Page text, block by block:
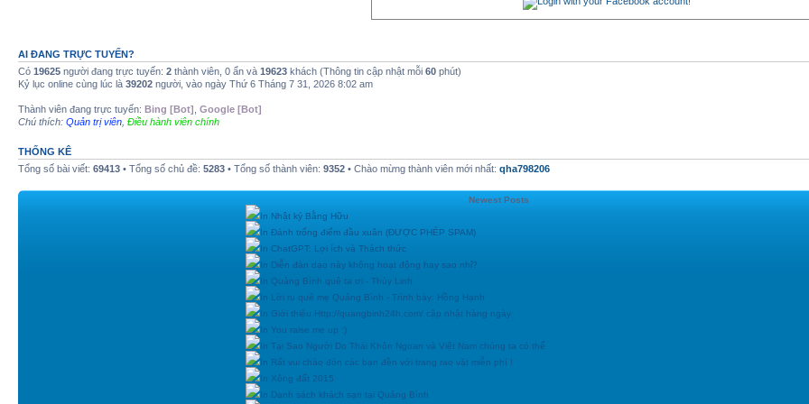
AI ĐANG TRỰC TUYẾN?
Có 19625 người đang trực tuyến: 2 thành viên, 0 ẩn và 19623 khách (Thông tin cập nhật mỗi 60 phút)
Kỷ lục online cùng lúc là 39202 người, vào ngày Thứ 6 Tháng 7 31, 2026 8:02 am
Thành viên đang trực tuyến: Bing [Bot] Google [Bot]
Chú thích: Quản trị viên Điều hành viên chính
THỐNG KÊ
Tổng số bài viết: 69413 • Tổng số chủ đề: 5283 • Tổng số thành viên: 9352 • Chào mừng thành viên mới nhất: qha798206
Newest Posts
In Nhật ký Bằng Hữu
In Đánh trống điểm đầu xuân (ĐƯỢC PHÉP SPAM)
In ChatGPT: Lợi ích và Thách thức
In Diễn đàn dạo này không hoạt động hay sao nhỉ?
In Quảng Bình quê ta ơi - Thùy Linh
In Lời ru quê mẹ Quảng Bình - Trình bày: Hồng Hạnh
In Giới thiệu Http://quangbinh24h.com/ cập nhật hàng ngày
In You raise me up :)
In Tại Sao Người Do Thái Khôn Ngoan và Việt Nam chúng ta có thể
In Rất vui chào đón các bạn đền với trang rao vặt miễn phí !
In Xông đất 2015
In Danh sách khách sạn tại Quảng Bình